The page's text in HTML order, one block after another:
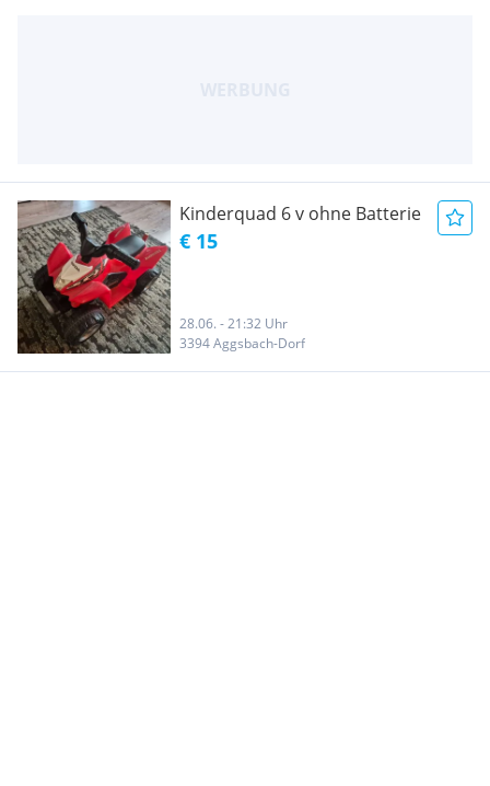
Kinderquad 6 v ohne Batterie
€ 15
28.06. - 21:32 Uhr
3394 Aggsbach-Dorf